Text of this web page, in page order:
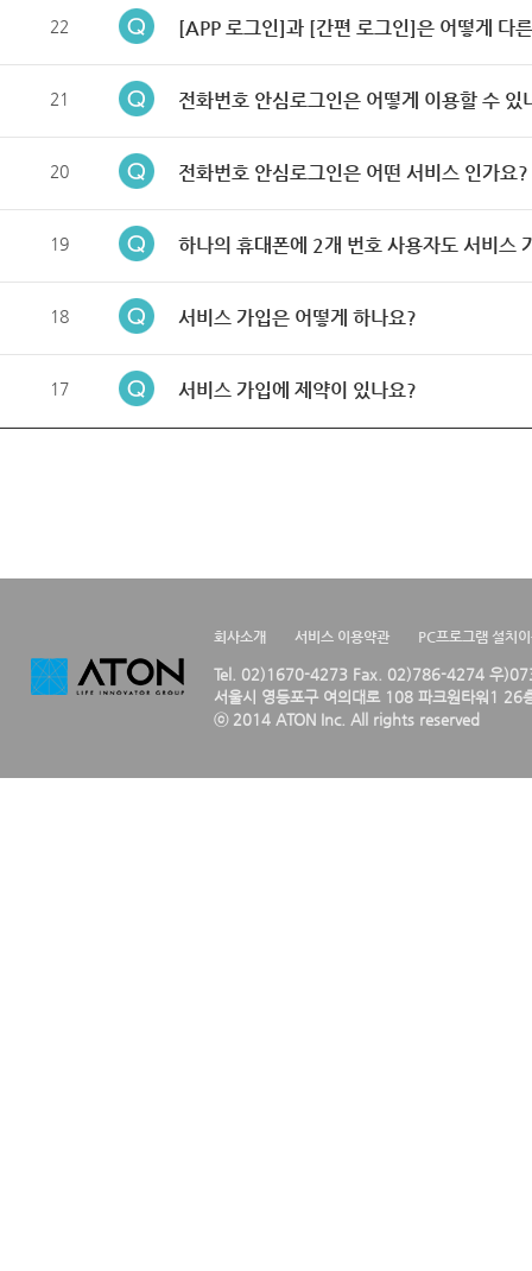
22 [APP 로그인]과 [간편 로그인]은 어떻게 다
21 전화번호 안심로그인은 어떻게 이용할 수 있
20 전화번호 안심로그인은 어떤 서비스 인가요?
19 하나의 휴대폰에 2개 번호 사용자도 서비스
18 서비스 가입은 어떻게 하나요?
17 서비스 가입에 제약이 있나요?
회사소개 서비스 이용약관 PC프로그램 설치
Tel. 02)1670-4273 Fax. 02)786-4274 우
서울시 영등포구 여의대로 108 파크원타워1 26
ⓒ 2014 ATON Inc. All rights reserved